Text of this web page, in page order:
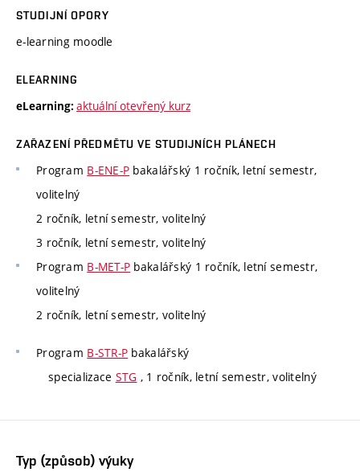
STUDIJNÍ OPORY
e-learning moodle
ELEARNING
eLearning: aktuální otevřený kurz
ZAŘAZENÍ PŘEDMĚTU VE STUDIJNÍCH PLÁNECH
Program B-ENE-P bakalářský 1 ročník, letní semestr,
volitelný
2 ročník, letní semestr, volitelný
3 ročník, letní semestr, volitelný
Program B-MET-P bakalářský 1 ročník, letní semestr,
volitelný
2 ročník, letní semestr, volitelný
Program B-STR-P bakalářský
specializace STG , 1 ročník, letní semestr, volitelný
Typ (způsob) výuky